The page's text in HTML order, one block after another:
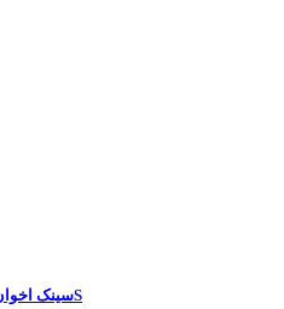
سینک اخوان کد 324S